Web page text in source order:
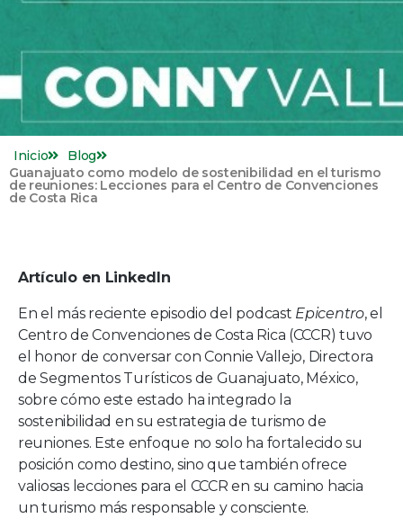
Inicio
Blog
Guanajuato como modelo de sostenibilidad en el turismo
de reuniones: Lecciones para el Centro de Convenciones
de Costa Rica
Artículo en LinkedIn
En el más reciente episodio del podcast Epicentro, el
Centro de Convenciones de Costa Rica (CCCR) tuvo
el honor de conversar con Connie Vallejo, Directora
de Segmentos Turísticos de Guanajuato, México,
sobre cómo este estado ha integrado la
sostenibilidad en su estrategia de turismo de
reuniones. Este enfoque no solo ha fortalecido su
posición como destino, sino que también ofrece
valiosas lecciones para el CCCR en su camino hacia
un turismo más responsable y consciente.